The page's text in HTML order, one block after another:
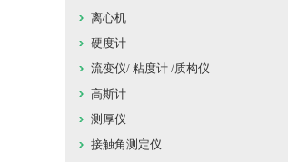
离心机
硬度计
流变仪/ 粘度计 /质构仪
高斯计
测厚仪
接触角测定仪